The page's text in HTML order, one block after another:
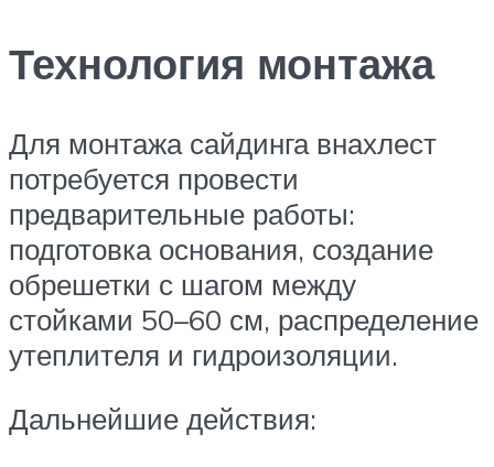
Технология монтажа
Для монтажа сайдинга внахлест
потребуется провести
предварительные работы:
подготовка основания, создание
обрешетки с шагом между
стойками 50–60 см, распределение
утеплителя и гидроизоляции.
Дальнейшие действия: